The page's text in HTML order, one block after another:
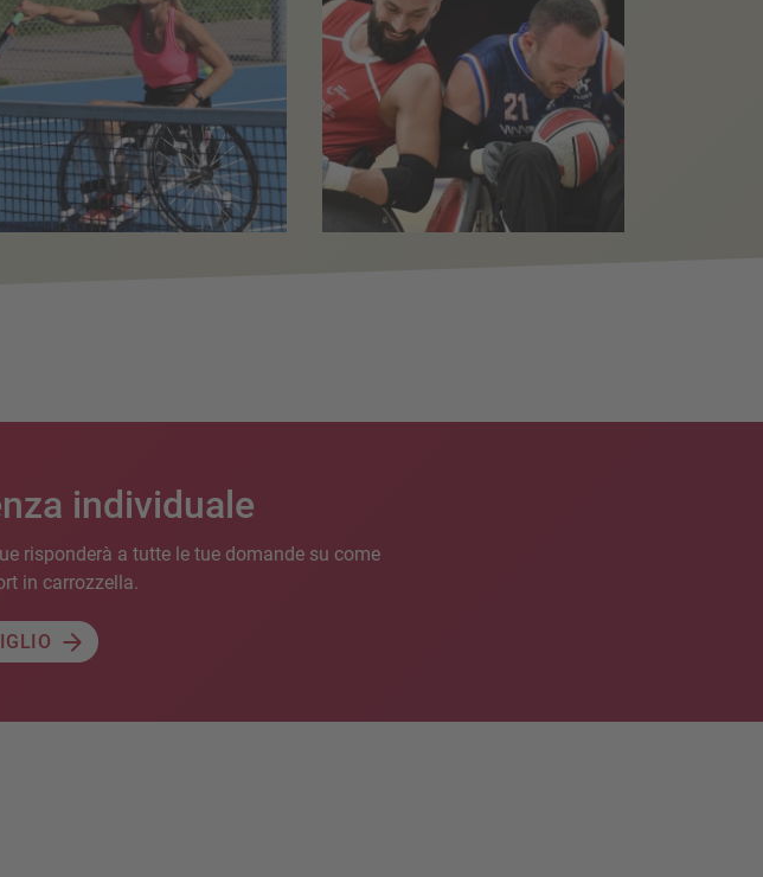
individuale
risponderà a tutte le tue domande su come
in carrozzella.